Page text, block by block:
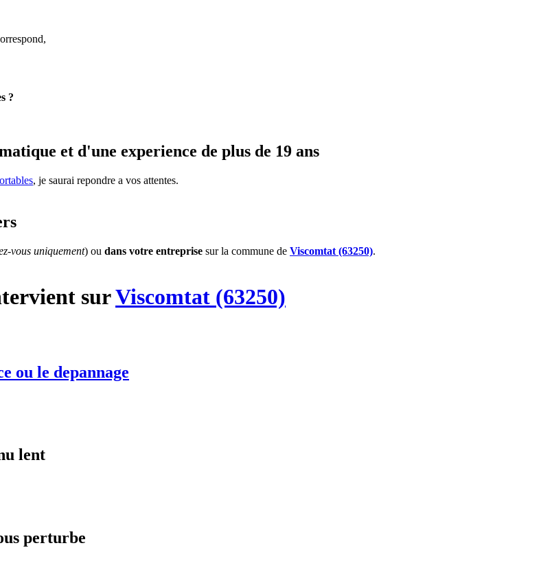
?
et d'une experience de plus de 19 ans
, je saurai repondre a vos attentes.
vous uniquement) ou dans votre entreprise sur la commune de Viscomtat (63250).
surViscomtat (63250)
ou le depannage
lent
perturbe